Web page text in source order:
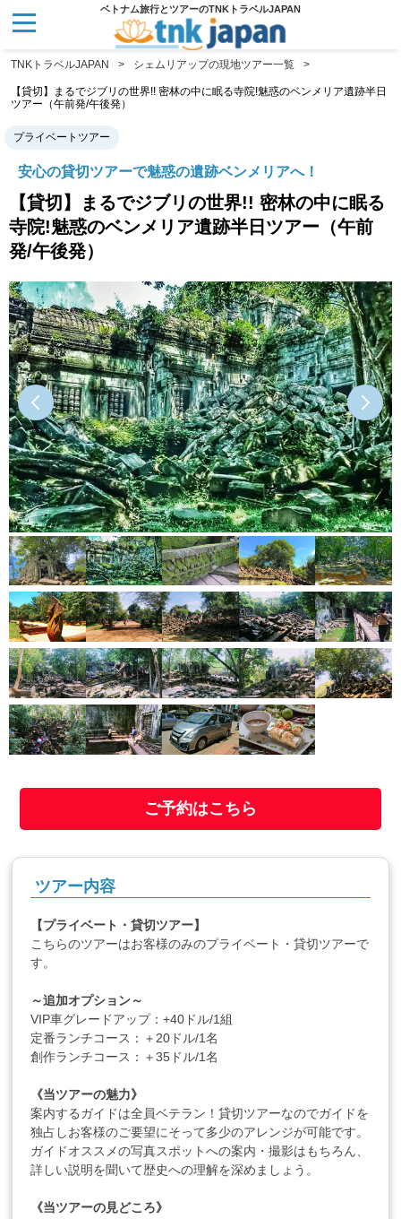
ベトナム旅行とツアーのTNKトラベルJAPAN
TNKトラベルJAPAN シェムリアップの現地ツアー一覧
【貸切】まるでジブリの世界!! 密林の中に眠る寺院!魅惑のベンメリア遺跡半日
ツアー（午前発/午後発）
プライベートツアー
安心の貸切ツアーで魅惑の遺跡ベンメリアへ！
【貸切】まるでジブリの世界!! 密林の中に眠る
寺院!魅惑のベンメリア遺跡半日ツアー（午前
発/午後発）
ご予約はこちら
ツアー内容
【プライベート・貸切ツアー】
こちらのツアーはお客様のみのプライベート・貸切ツアーで
す。
～追加オプション～
VIP車グレードアップ：+40ドル/1組
定番ランチコース：＋20ドル/1名
創作ランチコース：＋35ドル/1名
《当ツアーの魅力》
案内するガイドは全員ベテラン！貸切ツアーなのでガイドを
独占しお客様のご要望にそって多少のアレンジが可能です。
ガイドオススメの写真スポットへの案内・撮影はもちろん、
詳しい説明を聞いて歴史への理解を深めましょう。
《当ツアーの見どころ》